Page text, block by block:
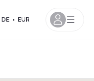
DE • EUR